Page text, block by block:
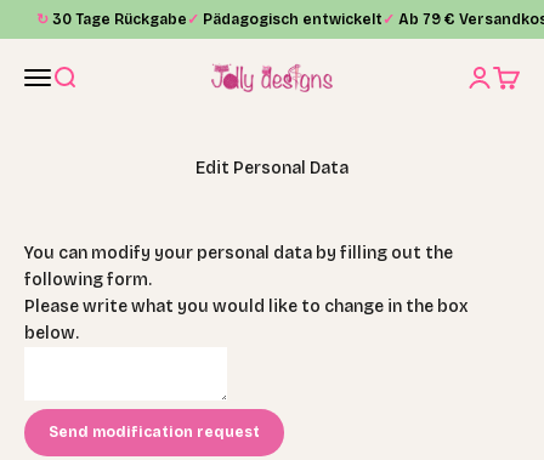
Skip to content
↻ 30 Tage Rückgabe ✓ Pädagogisch entwickelt ✓ Ab 79 €
MenuSearch Jolly Designs Login
Cart
Edit Personal Data
You can modify your personal data by filling out the
following form.
Please write what you would like to change in the box
below.
Send modification request